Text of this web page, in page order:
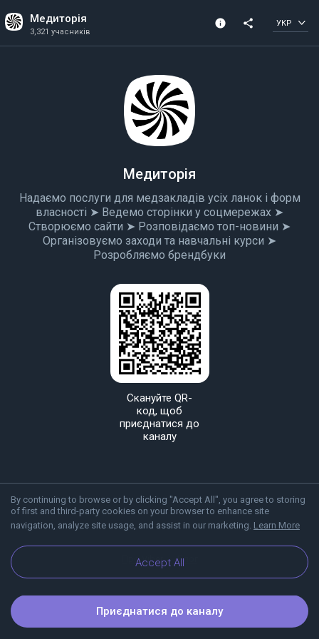
Медиторія
3,321 учасників
info
Створена в 2019 році
share УКР
By continuing to browse or by clicking "Accept All", you agree to storing
of first and third-party cookies on your browser to enhance site
navigation, analyze site usage, and assist in our marketing. Learn More
Accept All
Медиторія
Надаємо послуги для медзакладів усіх ланок і форм
власності ➤ Ведемо сторінки у соцмережах ➤
Створюємо сайти ➤ Розповідаємо топ-новини ➤
Організовуємо заходи та навчальні курси ➤
Розробляємо брендбуки
Скануйте QR-
код, щоб
приєднатися до
каналу
Про Viber Блог
Приєднатися до каналу